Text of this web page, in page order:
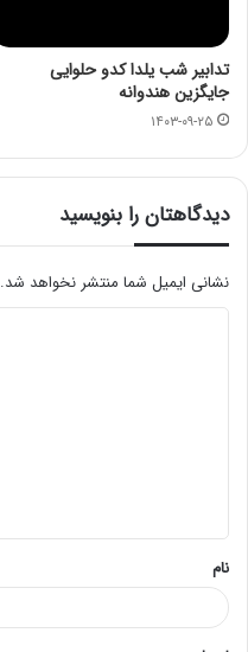
تدابیر شب یلدا کدو حلوایی
جایگزین هندوانه
۱۴۰۳-۰۹-۲۵
دیدگاهتان را بنویسید
نشانی ایمیل شما منتشر نخواهد شد.
*
نام